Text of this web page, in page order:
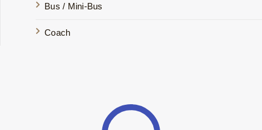
Bus / Mini-Bus
Coach